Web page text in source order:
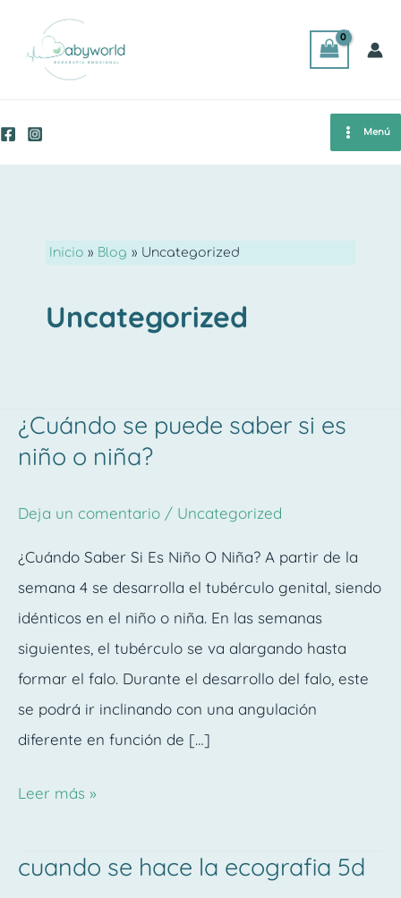
contenido
Main
Menú
Inicio Blog Uncategorized
Uncategorized
¿Cuándo se puede saber si es
niño o niña?
Deja un comentario / Uncategorized
¿Cuándo Saber Si Es Niño O Niña? A partir de la
semana 4 se desarrolla el tubérculo genital, siendo
idénticos en el niño o niña. En las semanas
siguientes, el tubérculo se va alargando hasta
formar el falo. Durante el desarrollo del falo, este
se podrá ir inclinando con una angulación
diferente en función de […]
¿Cuándo
se
saber
Leer más »
cuando se hace la ecografia 5d
cuando